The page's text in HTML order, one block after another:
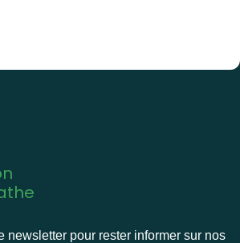
newsletter pour rester informer sur nos